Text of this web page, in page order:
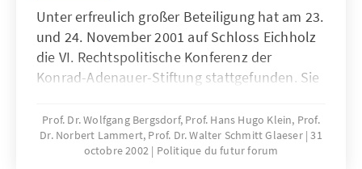
Unter erfreulich großer Beteiligung hat am 23.
und 24. November 2001 auf Schloss Eichholz
die VI. Rechtspolitische Konferenz der
Konrad-Adenauer-Stiftung stattgefunden. Sie
immer wieder aktuelle Thema „Die
repräsentative Demokratie und die Macht der
Medien“, dem sich im Zuge der
Prof. Dr. Wolfgang Bergsdorf, Prof. Hans Hugo Klein, Prof.
Dr. Norbert Lammert, Prof. Dr. Walter Schmitt Glaeser 31
octobre 2002
Politique du futur forum